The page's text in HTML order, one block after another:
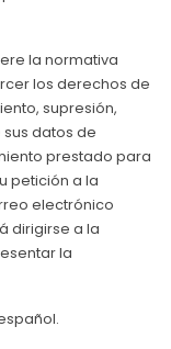
la normativa
los derechos de
supresión,
datos de
prestado para
petición a la
electrónico
dirigirse a la
la